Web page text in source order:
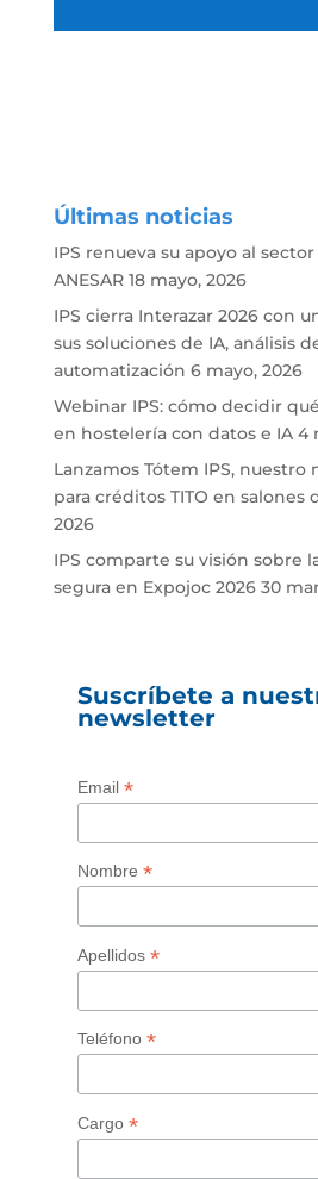
Últimas noticias
IPS renueva su apoyo al
ANESAR 18 mayo, 2026
IPS cierra Interazar 2026 con
sus soluciones de IA, análisis
automatización 6 mayo, 2026
Webinar IPS: cómo decidir
en hostelería con datos e IA 4
Lanzamos Tótem IPS,
para créditos TITO en salones
2026
IPS comparte su visión sobre
segura en Expojoc 2026 30
Suscríbete a
newsletter
Email *
Nombre *
Apellidos *
Teléfono *
Cargo *